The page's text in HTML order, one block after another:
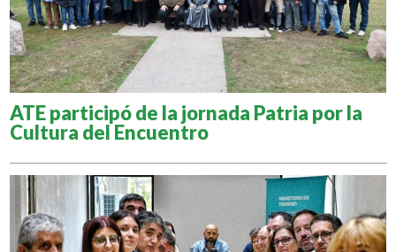
ATE participó de la jornada Patria por la
Cultura del Encuentro